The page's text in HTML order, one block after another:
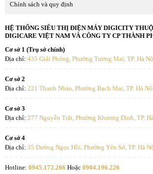
Chính sách và quy định
HỆ THỐNG SIÊU THỊ ĐIỆN MÁY DIGICITY
DIGICARE VIỆT NAM VÀ CÔNG TY CP THÀNH
Cơ sở 1 (Trụ sở chính)
Địa chỉ: 435 Giải Phóng, Phường Tương Mai, TP. Hà
Cơ sở 2
Địa chỉ: 221 Thanh Nhàn, Phường Bạch Mai, TP. Hà
Cơ sở 3
Địa chỉ: 277 Nguyễn Trãi, Phường Khương Đình, TP.
Cơ sở 4
Địa chỉ: 35 Đường Ngọc Hồi, Phường Yên Sở, TP. Hà
Hotline: 0945.172.266 Hoặc 0904.196.226